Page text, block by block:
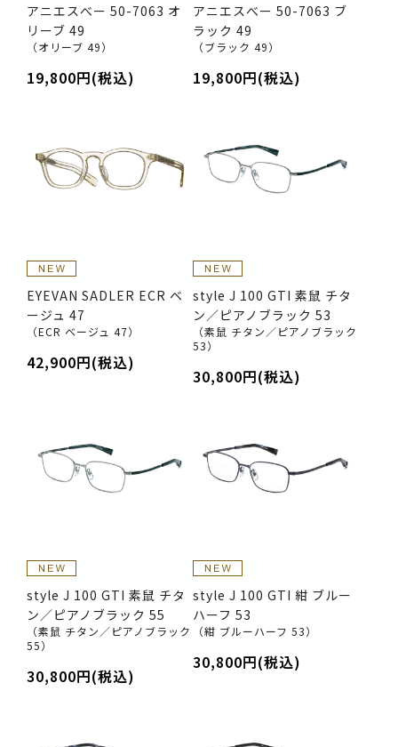
アニエスべー 50-7063 オ
リーブ 49
（オリーブ 49）
19,800円(税込)
アニエスべー 50-7063 ブ
ラック 49
（ブラック 49）
19,800円(税込)
EYEVAN SADLER ECR ベ
ージュ 47
（ECR ベージュ 47）
42,900円(税込)
style J 100 GTI 素鼠 チタ
ン／ピアノブラック 53
（素鼠 チタン／ピアノブラック
53）
30,800円(税込)
style J 100 GTI 素鼠 チタ
ン／ピアノブラック 55
（素鼠 チタン／ピアノブラック
55）
30,800円(税込)
style J 100 GTI 紺 ブルー
ハーフ 53
（紺 ブルーハーフ 53）
30,800円(税込)